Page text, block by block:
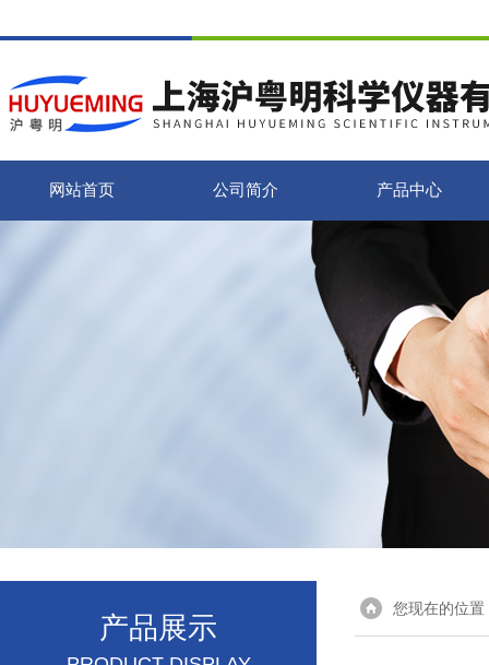
网站首页 公司简介 产品中心
产品展示
您现在的位置